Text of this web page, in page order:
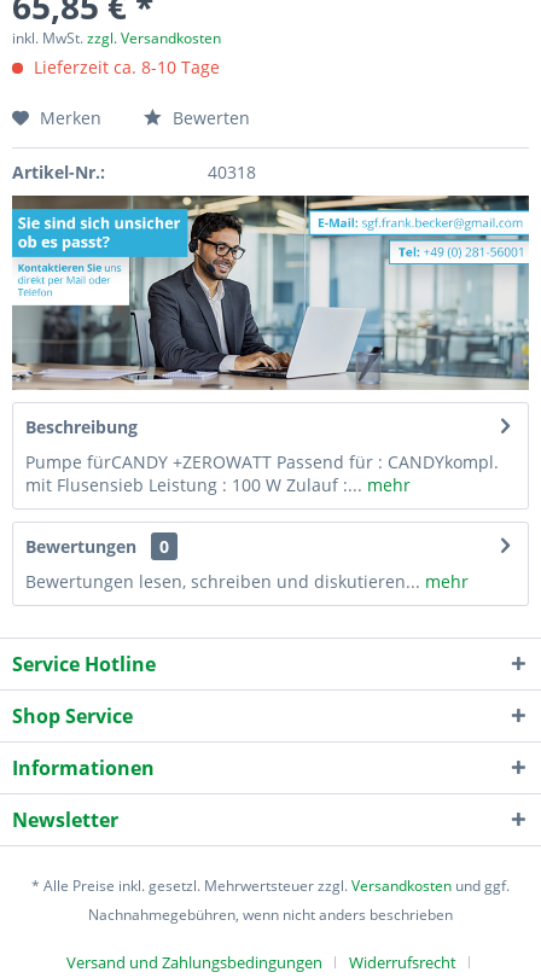
inkl. MwSt.zzgl. Versandkosten
Lieferzeit ca. 8-10 Tage
Merken Bewerten
Artikel-Nr.: 40318
Beschreibung
Pumpe fürCANDY +ZEROWATT Passend für : CANDYkompl.
mit Flusensieb Leistung : 100 W Zulauf :... mehr
Bewertungen
0
Bewertungen lesen, schreiben und diskutieren... mehr
Service Hotline
Shop Service
Informationen
Newsletter
* Alle Preise inkl. gesetzl. Mehrwertsteuer zzgl.Versandkosten und ggf.
Nachnahmegebühren, wenn nicht anders beschrieben
Versand und Zahlungsbedingungen Widerrufsrecht